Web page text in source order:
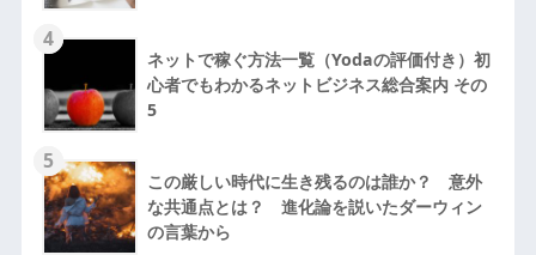
4
ネットで稼ぐ方法一覧（Yodaの評価付き）初
心者でもわかるネットビジネス総合案内 その
5
5
この厳しい時代に生き残るのは誰か？ 意外
な共通点とは？ 進化論を説いたダーウィン
の言葉から